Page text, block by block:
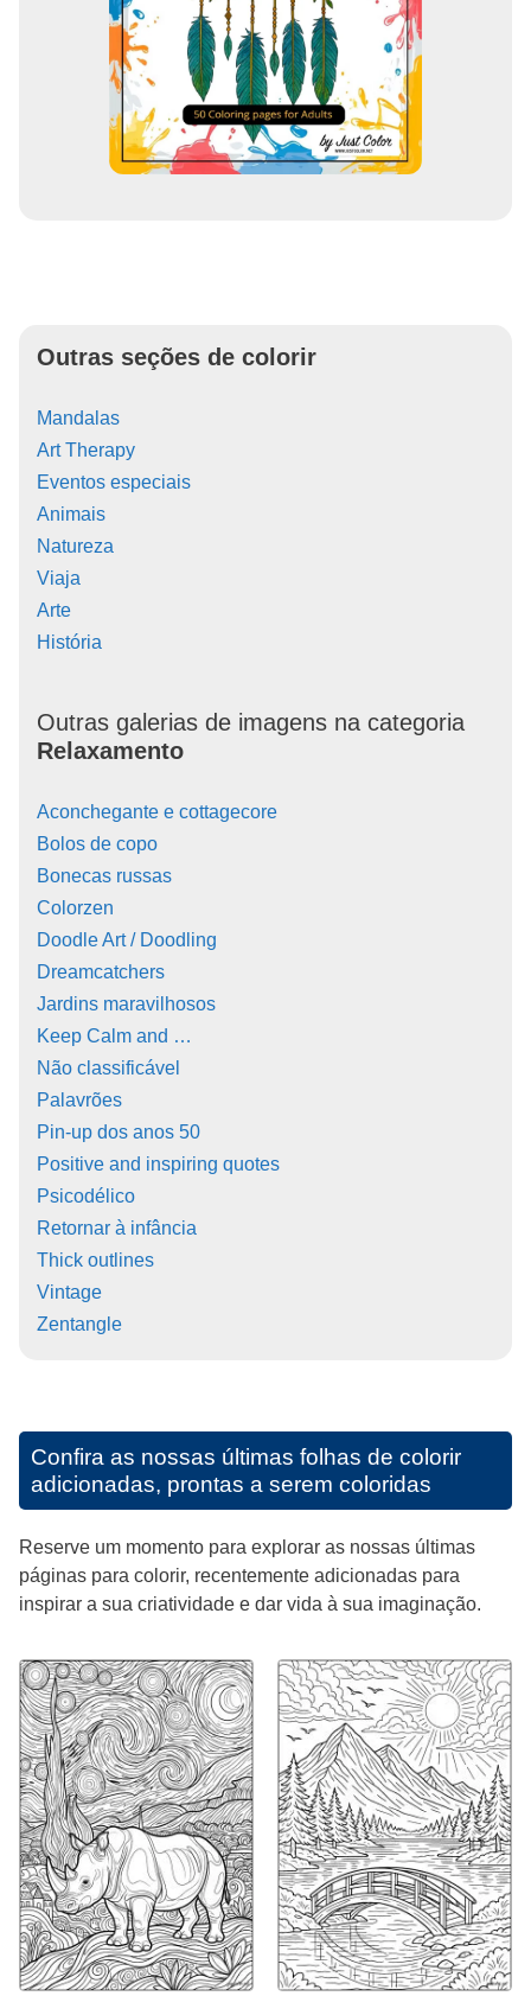
Outras seções de colorir
Mandalas
Art Therapy
Eventos especiais
Animais
Natureza
Viaja
Arte
História
Outras galerias de imagens na categoria
Relaxamento
Aconchegante e cottagecore
Bolos de copo
Bonecas russas
Colorzen
Doodle Art / Doodling
Dreamcatchers
Jardins maravilhosos
Keep Calm and …
Não classificável
Palavrões
Pin-up dos anos 50
Positive and inspiring quotes
Psicodélico
Retornar à infância
Thick outlines
Vintage
Zentangle
Confira as nossas últimas folhas de colorir
adicionadas, prontas a serem coloridas
Reserve um momento para explorar as nossas últimas
páginas para colorir, recentemente adicionadas para
inspirar a sua criatividade e dar vida à sua imaginação.